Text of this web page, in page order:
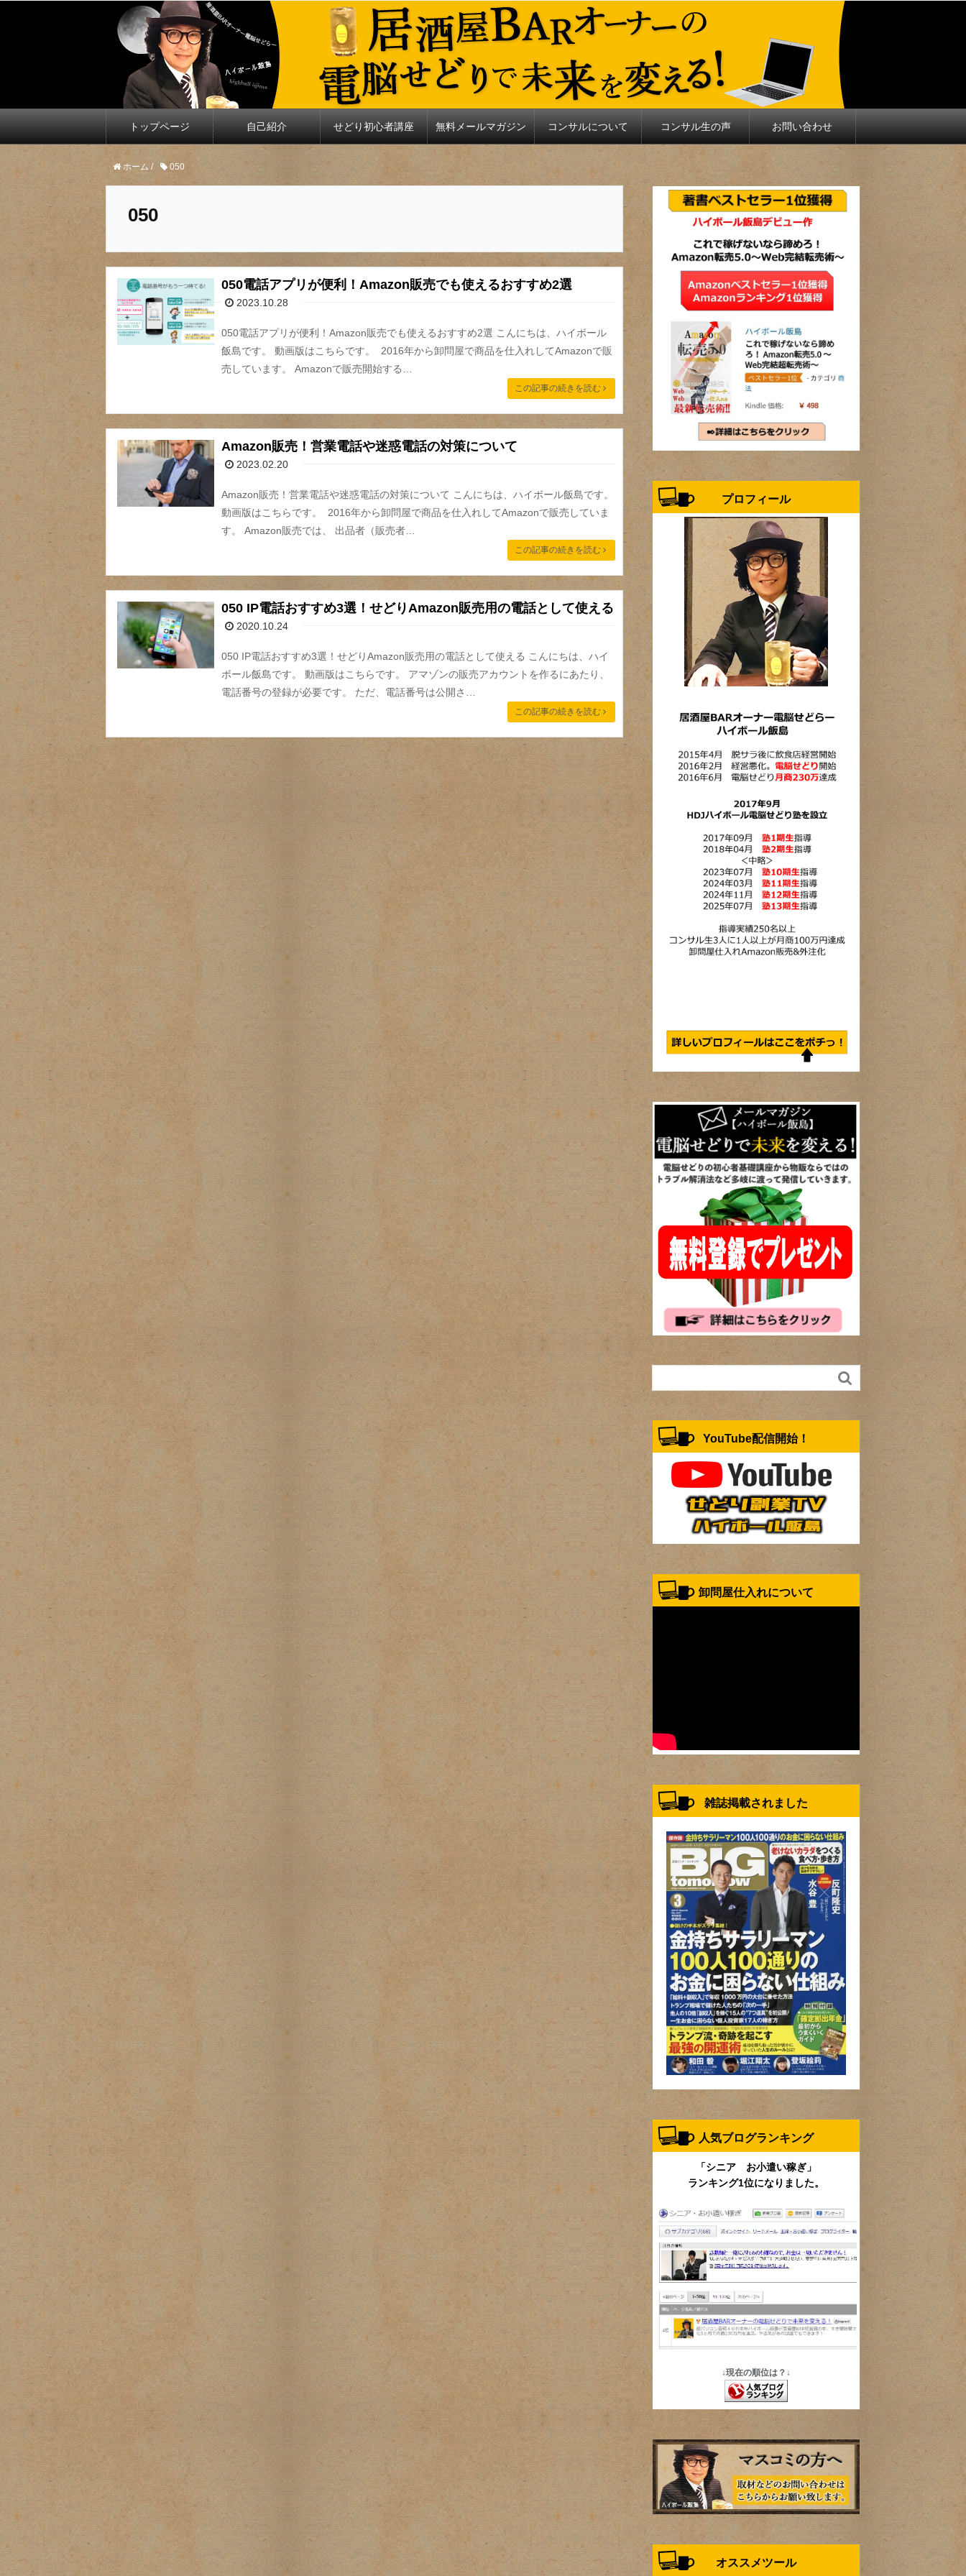
トップページ 自己紹介 せどり初心者講座 無料メールマガジン コンサルについて コンサル生の声 お問い合わせ
ホーム / 050
050
050電話アプリが便利！Amazon販売でも使えるおすすめ2選
2023.10.28
050電話アプリが便利！Amazon販売でも使えるおすすめ2選 こんにちは、ハイボール
飯島です。 動画版はこちらです。 2016年から卸問屋で商品を仕入れしてAmazonで販
売しています。 Amazonで販売開始する…
この記事の続きを読む
Amazon販売！営業電話や迷惑電話の対策について
2023.02.20
Amazon販売！営業電話や迷惑電話の対策について こんにちは、ハイボール飯島です。
動画版はこちらです。 2016年から卸問屋で商品を仕入れしてAmazonで販売していま
す。 Amazon販売では、 出品者（販売者…
この記事の続きを読む
050 IP電話おすすめ3選！せどりAmazon販売用の電話として使える
2020.10.24
050 IP電話おすすめ3選！せどりAmazon販売用の電話として使える こんにちは、ハイ
ボール飯島です。 動画版はこちらです。 アマゾンの販売アカウントを作るにあたり、
電話番号の登録が必要です。 ただ、電話番号は公開さ…
この記事の続きを読む
プロフィール

YouTube配信開始！
卸問屋仕入れについて
雑誌掲載されました
人気ブログランキング
「シニア お小遣い稼ぎ」
ランキング1位になりました。
↓現在の順位は？↓
オススメツール